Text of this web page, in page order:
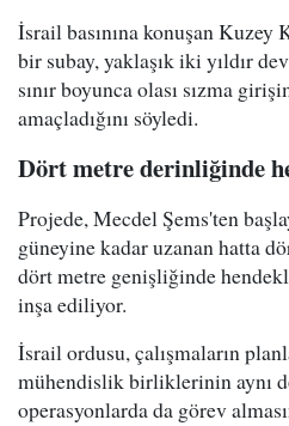
İsrail basınına konuşan Kuzey
bir subay, yaklaşık iki yıldır
sınır boyunca olası sızma
amaçladığını söyledi.
Dört metre derinliğinde
Projede, Mecdel Şems'ten
güneyine kadar uzanan hatta
dört metre genişliğinde
inşa ediliyor.
İsrail ordusu, çalışmaların
mühendislik birliklerinin aynı
operasyonlarda da görev